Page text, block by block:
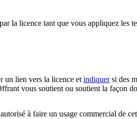
la licence tant que vous appliquez les
lien vers la licence et indiquersi des
vous soutient ou soutient la façon
à faire un usage commercial de